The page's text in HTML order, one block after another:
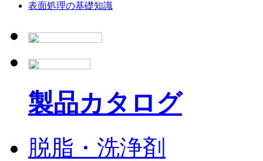
表面処理の基礎知識
製品カタログ
脱脂・洗浄剤